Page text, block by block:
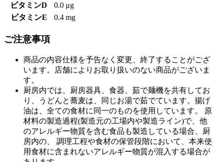
ビタミンD
0.0 μg
ビタミンE
0.4 mg
ご注意事項
商品の内容仕様を予告なく変更、終了することがござ
います。店舗によりお取り扱いのない商品がございま
す。
厨房内では、厨房器具、食器、茹で麺機を共有してお
り、うどんと蕎麦は、同じお湯で茹でています。揚げ
油は、全ての食材に同一のものを使用しています。 原
材料の製造過程(製造元の工場内や製造ライン)で、他
のアレルギー物質を含む食品も製造している場合、厨
房内の、 調理工程や食材の保管段階において、本来使
用食材に含まれないアレルギー物質が混入する場合が